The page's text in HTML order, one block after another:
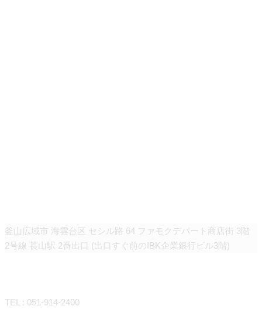
釜山広域市 海雲台区 セシル路 64 ファモクデパート商店街 3階
2号線 萇山駅 2番出口 (出口すぐ前のIBK企業銀行ビル3階)
TEL : 051-914-2400